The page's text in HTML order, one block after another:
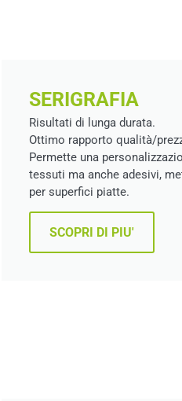
SERIGRAFIA
Risultati di lunga durata.
Ottimo rapporto qualità/
Permette una
tessuti ma anche adesivi,
per superfici piatte.
SCOPRI DI PIU'